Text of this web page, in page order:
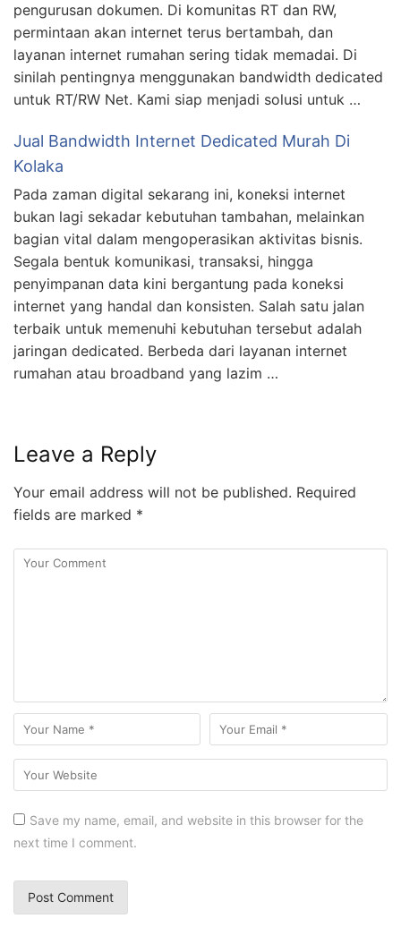
pengurusan dokumen. Di komunitas RT dan RW,
permintaan akan internet terus bertambah, dan
layanan internet rumahan sering tidak memadai. Di
sinilah pentingnya menggunakan bandwidth dedicated
untuk RT/RW Net. Kami siap menjadi solusi untuk …
Jual Bandwidth Internet Dedicated Murah Di
Kolaka
Pada zaman digital sekarang ini, koneksi internet
bukan lagi sekadar kebutuhan tambahan, melainkan
bagian vital dalam mengoperasikan aktivitas bisnis.
Segala bentuk komunikasi, transaksi, hingga
penyimpanan data kini bergantung pada koneksi
internet yang handal dan konsisten. Salah satu jalan
terbaik untuk memenuhi kebutuhan tersebut adalah
jaringan dedicated. Berbeda dari layanan internet
rumahan atau broadband yang lazim …
Leave a Reply
Your email address will not be published. Required
fields are marked *
Save my name, email, and website in this browser for the
next time I comment.